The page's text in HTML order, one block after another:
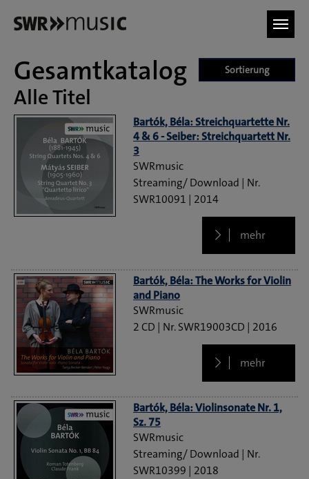
Sortierung
Gesamtkatalog
Alle Titel
Bartók, Béla: Streichquartette Nr.
4 & 6 - Seiber: Streichquartett Nr.
3
SWRmusic
Streaming/ Download
SWR10091
2014
mehr
Bartók, Béla: The Works for Violin
and Piano
SWRmusic
2 CD
SWR19003CD 2016
mehr
Bartók, Béla: Violinsonate Nr. 1,
Sz. 75
SWRmusic
Streaming/ Download
SWR10399
2018